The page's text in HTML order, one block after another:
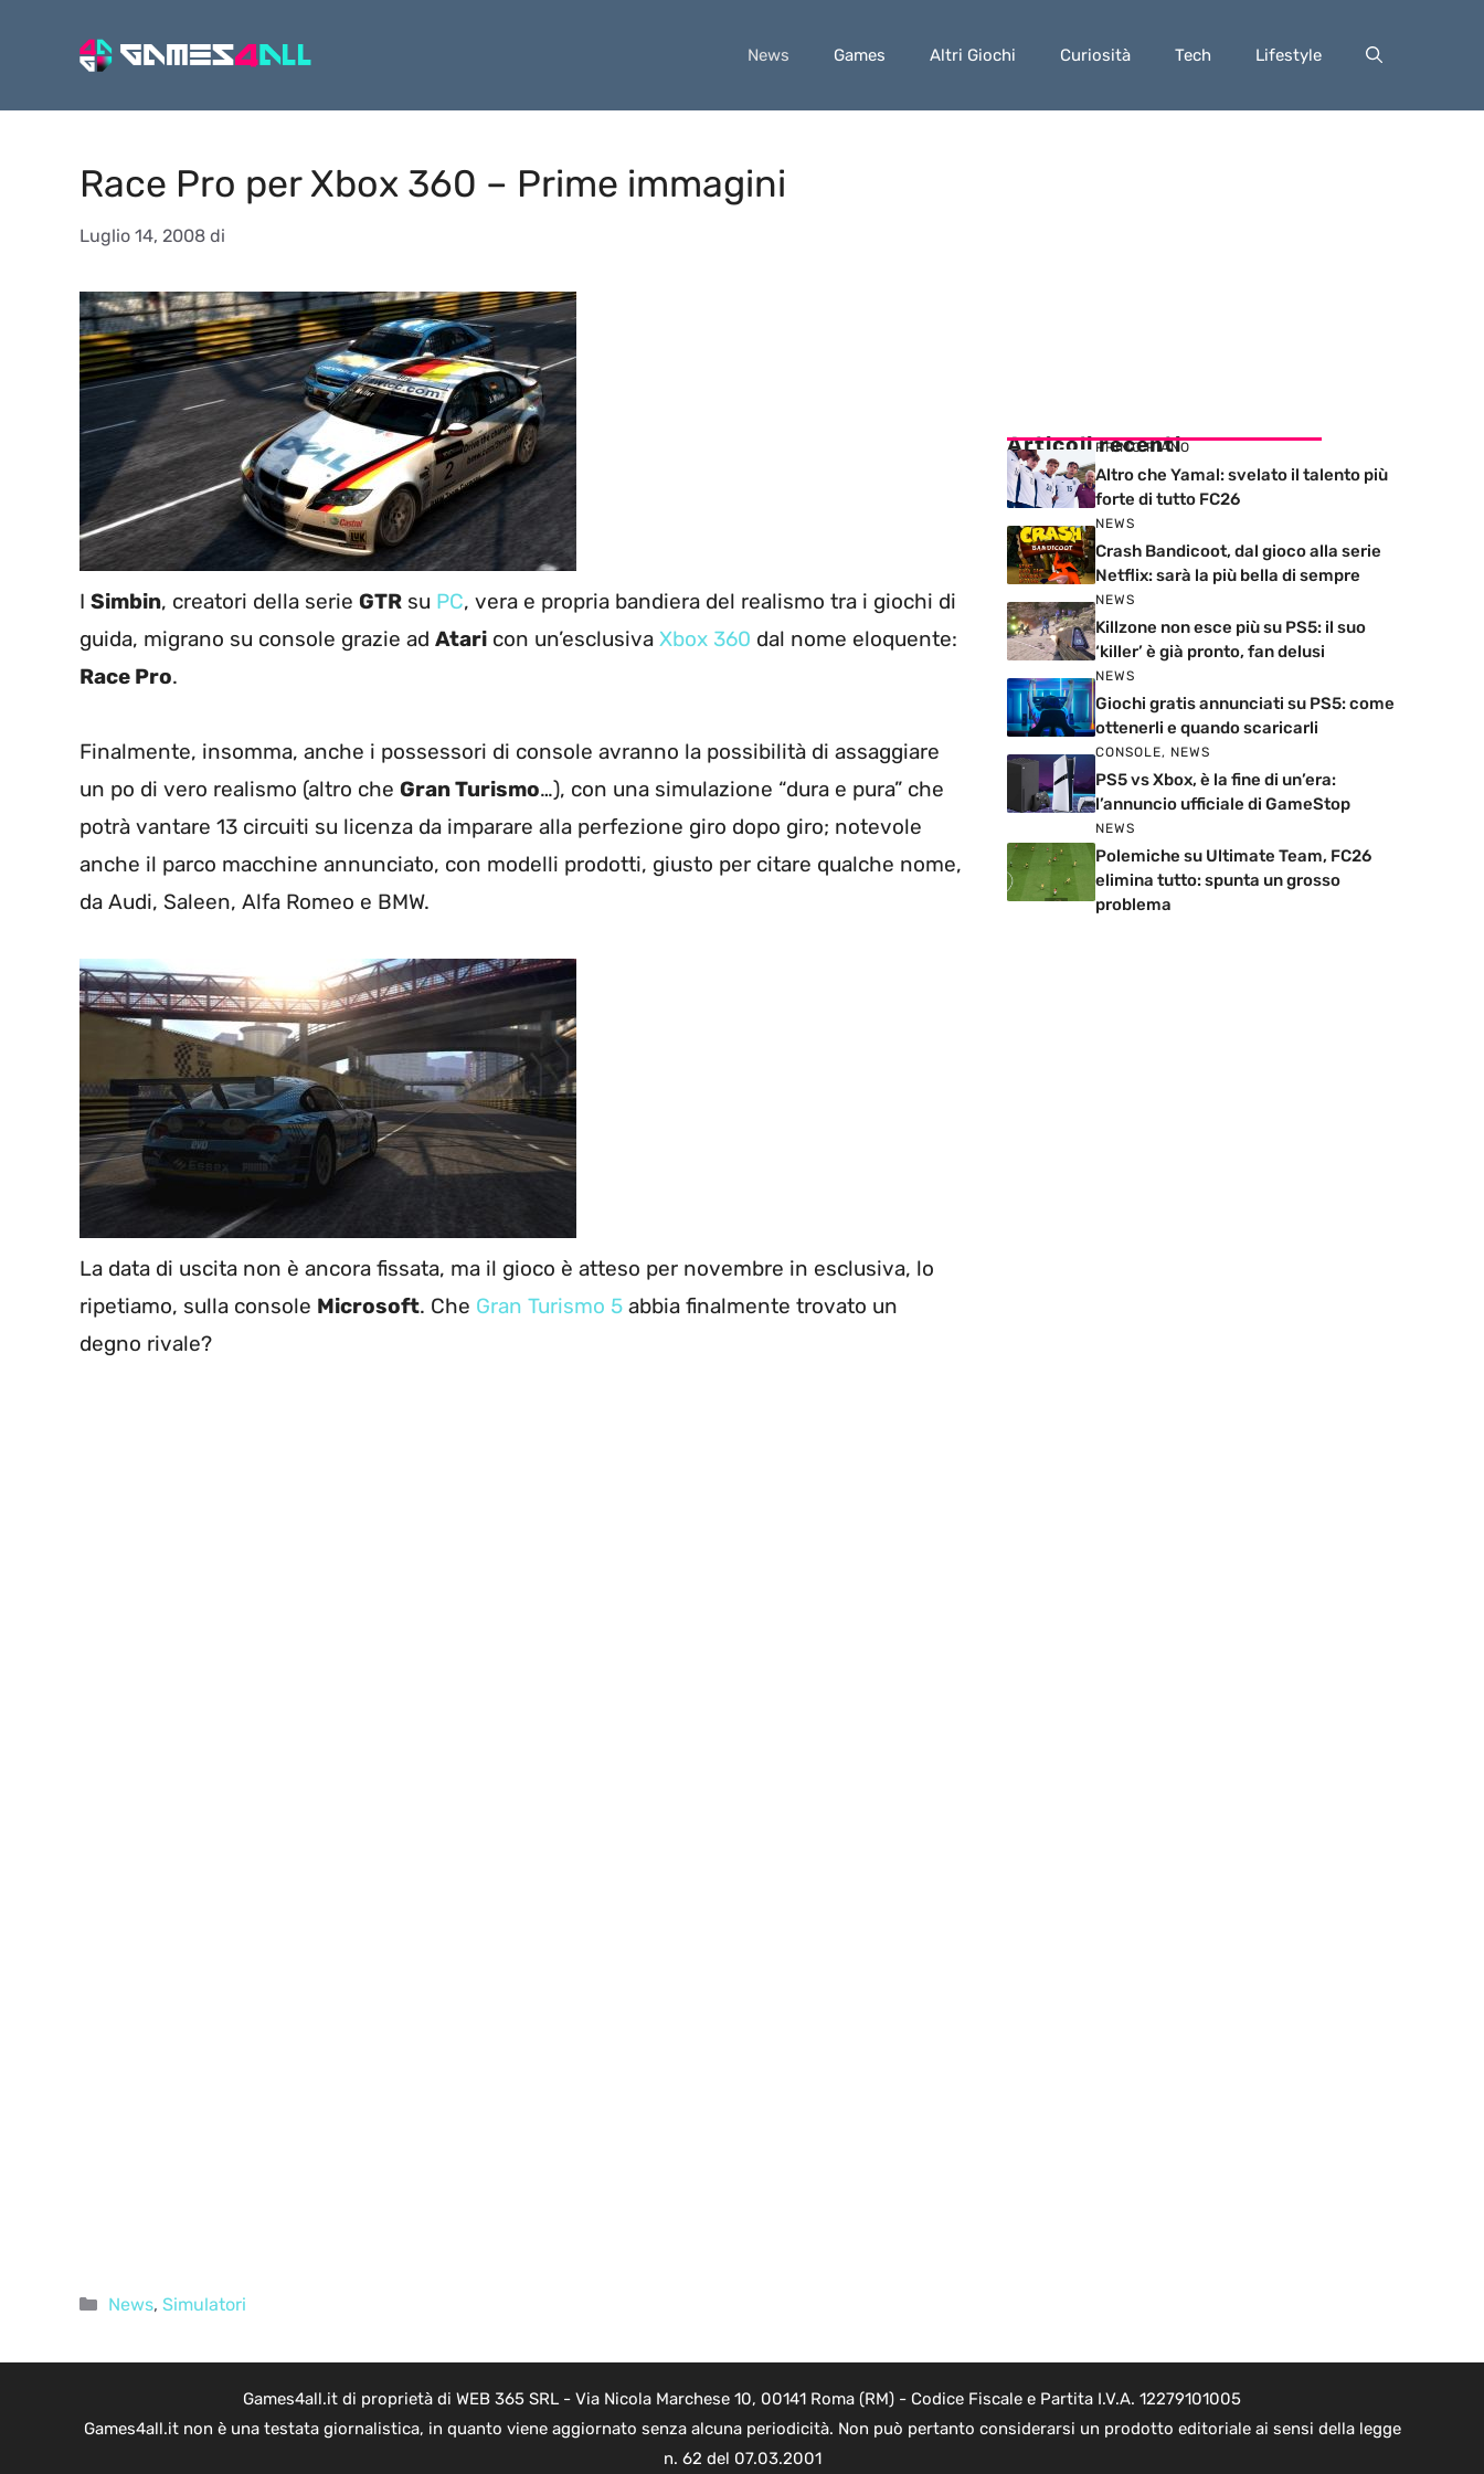
News Games Altri Giochi Curiosità Tech Lifestyle
Race Pro per Xbox 360 – Prime immagini
Luglio 14, 2008 di
I Simbin, creatori della serie GTR su PC, vera e propria bandiera del realismo tra i giochi di
guida, migrano su console grazie ad Atari con un’esclusiva Xbox 360 dal nome eloquente:
Race Pro.
Finalmente, insomma, anche i possessori di console avranno la possibilità di assaggiare
un po di vero realismo (altro che Gran Turismo…), con una simulazione “dura e pura” che
potrà vantare 13 circuiti su licenza da imparare alla perfezione giro dopo giro; notevole
anche il parco macchine annunciato, con modelli prodotti, giusto per citare qualche nome,
da Audi, Saleen, Alfa Romeo e BMW.
La data di uscita non è ancora fissata, ma il gioco è atteso per novembre in esclusiva, lo
ripetiamo, sulla console Microsoft. Che Gran Turismo 5 abbia finalmente trovato un
degno rivale?
Categorie
News, Simulatori
Articoli recenti
PRIMO PIANO
Altro che Yamal: svelato il talento più
forte di tutto FC26
NEWS
Crash Bandicoot, dal gioco alla serie
Netflix: sarà la più bella di sempre
NEWS
Killzone non esce più su PS5: il suo
‘killer’ è già pronto, fan delusi
NEWS
Giochi gratis annunciati su PS5: come
ottenerli e quando scaricarli
CONSOLE, NEWS
PS5 vs Xbox, è la fine di un’era:
l’annuncio ufficiale di GameStop
NEWS
Polemiche su Ultimate Team, FC26
elimina tutto: spunta un grosso
problema
Games4all.it di proprietà di WEB 365 SRL - Via Nicola Marchese 10, 00141 Roma (RM) - Codice Fiscale e Partita I.V.A. 12279101005
Games4all.it non è una testata giornalistica, in quanto viene aggiornato senza alcuna periodicità. Non può pertanto considerarsi un prodotto editoriale ai sensi della legge
n. 62 del 07.03.2001